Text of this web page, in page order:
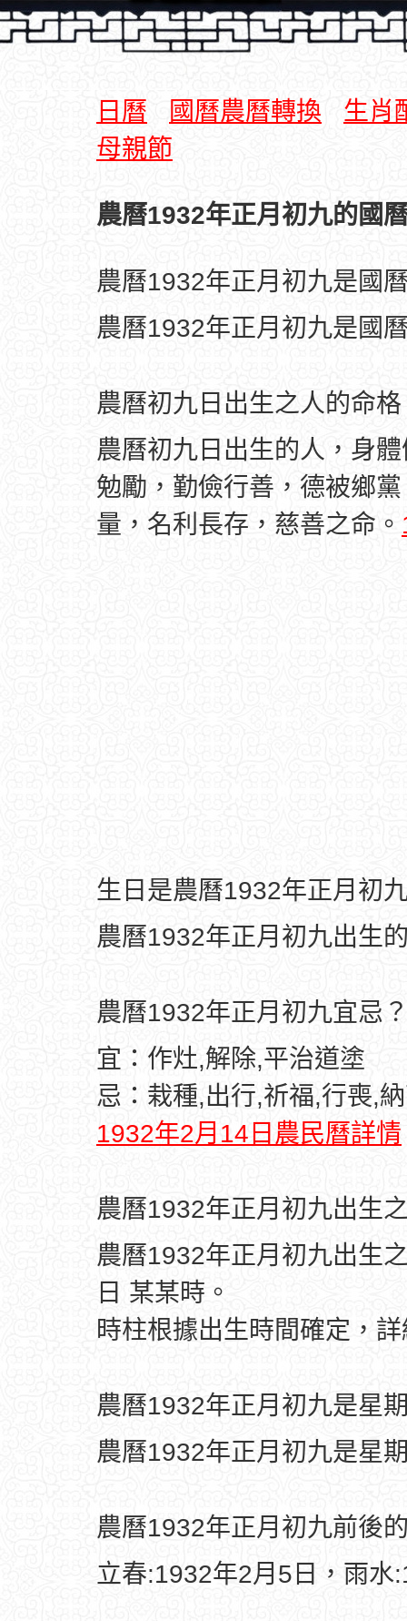
日曆 國曆農曆轉換
生肖
母親節
農曆1932年正月初九的國
農曆1932年正月初九是國
農曆1932年正月初九是國
農曆初九日出生之人的命
農曆初九日出生的人，身
勉勵，勤儉行善，德被鄉
量，名利長存，慈善之命。
生日是農曆1932年正月初
農曆1932年正月初九出生
農曆1932年正月初九宜忌
宜：作灶,解除,平治道塗
忌：栽種,出行,祈福,行喪,
1932年2月14日農民曆詳情
農曆1932年正月初九出生
農曆1932年正月初九出生
日 某某時。
時柱根據出生時間確定，
農曆1932年正月初九是星
農曆1932年正月初九是星
農曆1932年正月初九前後
立春:1932年2月5日，雨水